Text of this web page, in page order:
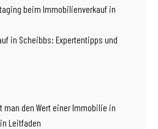
beim Immobilienverkauf in
in Scheibbs: Expertentipps und
man den Wert einer Immobilie in
Leitfaden